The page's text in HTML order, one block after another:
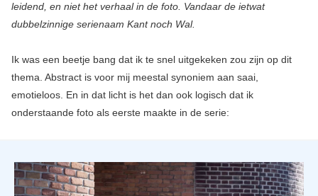
leidend, en niet het verhaal in de foto. Vandaar de ietwat
dubbelzinnige serienaam Kant noch Wal.
Ik was een beetje bang dat ik te snel uitgekeken zou zijn op dit
thema. Abstract is voor mij meestal synoniem aan saai,
emotieloos. En in dat licht is het dan ook logisch dat ik
onderstaande foto als eerste maakte in de serie: